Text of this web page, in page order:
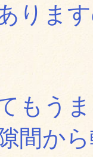
りま
もう
間か